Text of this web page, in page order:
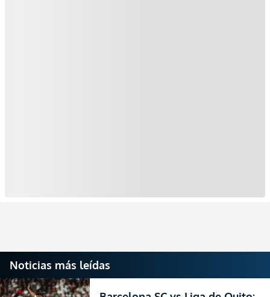
Noticias más leídas